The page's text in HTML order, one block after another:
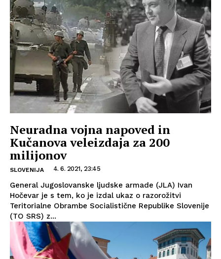
Neuradna vojna napoved in
Kučanova veleizdaja za 200
milijonov
SLOVENIJA 4. 6. 2021, 23:45
General Jugoslovanske ljudske armade (JLA) Ivan
Hočevar je s tem, ko je izdal ukaz o razorožitvi
Teritorialne Obrambe Socialistične Republike Slovenije
(TO SRS) z...